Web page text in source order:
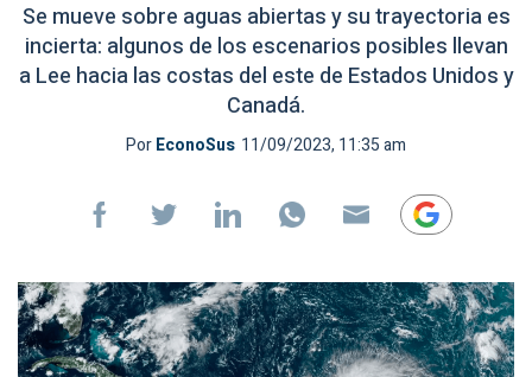
Se mueve sobre aguas abiertas y su trayectoria es
incierta: algunos de los escenarios posibles llevan
a Lee hacia las costas del este de Estados Unidos y
Canadá.
PorEconoSus 11/09/2023, 11:35 am